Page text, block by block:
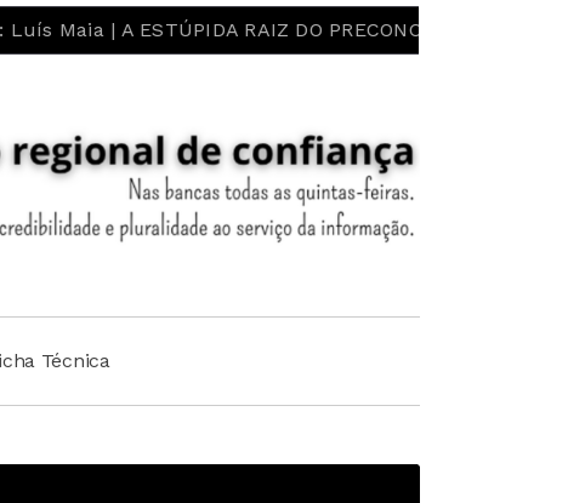
RAIZ DO PRECONCEITO E DO ESTEREÓTIPO!
Técnica